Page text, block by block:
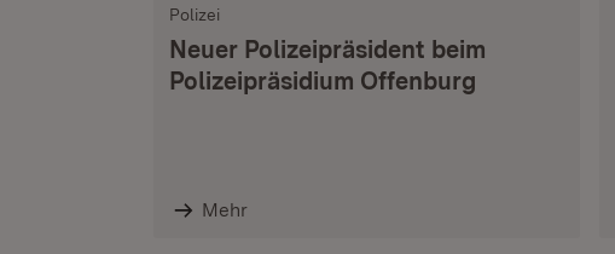
Polizei
Neuer Polizeipräsident beim
Polizeipräsidium Offenburg
Mehr